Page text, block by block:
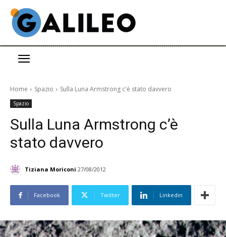
Home Spazio Sulla Luna Armstrong c'è stato davvero
Spazio
Sulla Luna Armstrong c’è
stato davvero
Tiziana Moriconi 27/08/2012
Facebook Twitter Linkedin